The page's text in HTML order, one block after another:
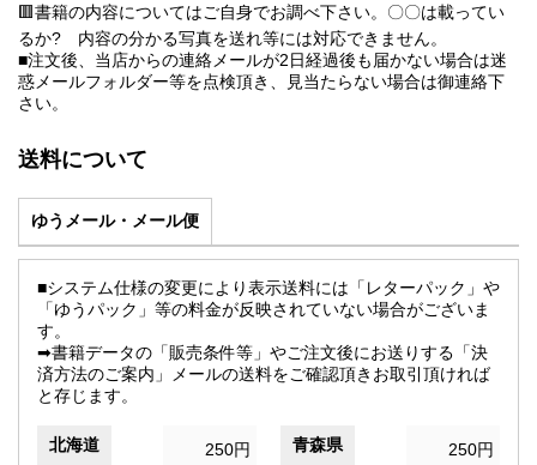
🟥書籍の内容についてはご自身でお調べ下さい。〇〇は載ってい
るか? 内容の分かる写真を送れ等には対応できません。
■注文後、当店からの連絡メールが2日経過後も届かない場合は迷
惑メールフォルダー等を点検頂き、見当たらない場合は御連絡下
さい。
送料について
ゆうメール・メール便
■システム仕様の変更により表示送料には「レターパック」や
「ゆうパック」等の料金が反映されていない場合がございま
す。
➡書籍データの「販売条件等」やご注文後にお送りする「決
済方法のご案内」メールの送料をご確認頂きお取引頂ければ
と存じます。
北海道 250円 青森県 250円